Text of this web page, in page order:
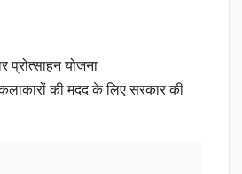
प्रोत्साहन योजना
की मदद के लिए सरकार की